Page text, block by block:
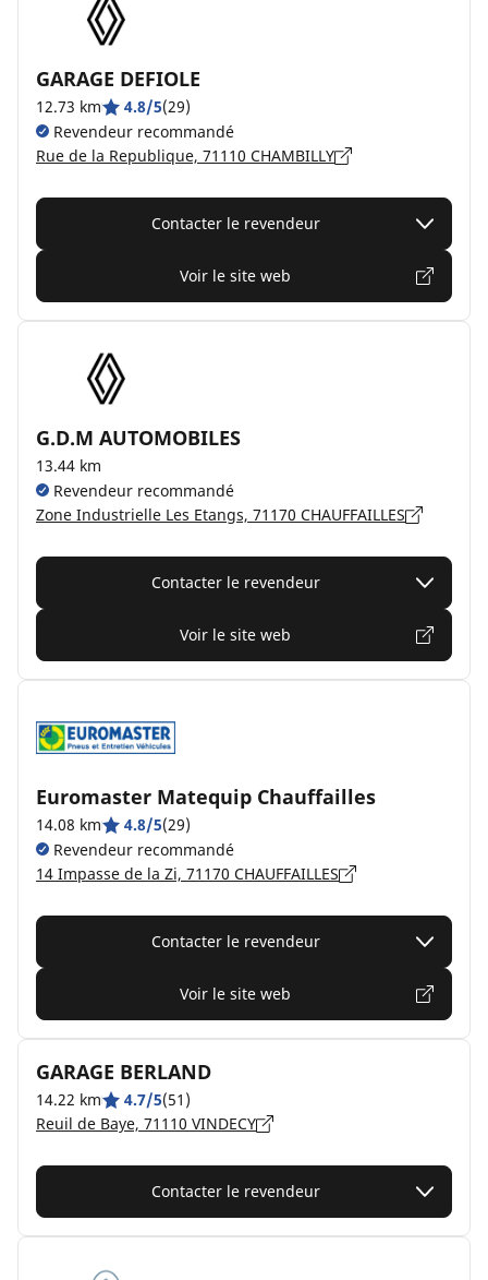
GARAGE DEFIOLE
12.73 km 4.8/5(29)
Revendeur recommandé
Rue de la Republique, 71110 CHAMBILLY
Contacter le revendeur
Voir le site web
G.D.M AUTOMOBILES
13.44 km
Revendeur recommandé
Zone Industrielle Les Etangs, 71170 CHAUFFAILLES
Contacter le revendeur
Voir le site web
Euromaster Matequip Chauffailles
14.08 km 4.8/5(29)
Revendeur recommandé
14 Impasse de la Zi, 71170 CHAUFFAILLES
Contacter le revendeur
Voir le site web
GARAGE BERLAND
14.22 km 4.7/5(51)
Reuil de Baye, 71110 VINDECY
Contacter le revendeur